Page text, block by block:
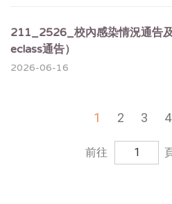
211_2526_校內感染情況通告
eclass通告）
2026-06-16
1 2 3 4
前往